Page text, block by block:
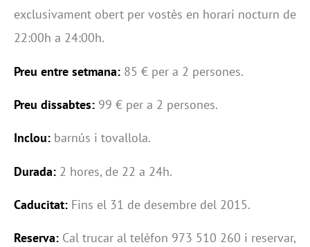
exclusivament obert per vostès en horari nocturn de
22:00h a 24:00h.
Preu entre setmana: 85 € per a 2 persones.
Preu dissabtes: 99 € per a 2 persones.
Inclou: barnús i tovallola.
Durada: 2 hores, de 22 a 24h.
Caducitat: Fins el 31 de desembre del 2015.
Reserva: Cal trucar al telèfon 973 510 260 i reservar,